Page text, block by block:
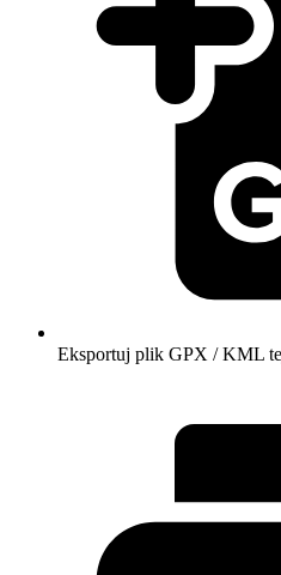
Eksportuj plik GPX / KML